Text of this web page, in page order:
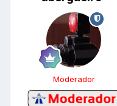
Moderador